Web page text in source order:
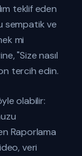
teklif eden
sempatik ve
mi
"Size nasıl
tercih edin.
olabilir:
Raporlama
veri